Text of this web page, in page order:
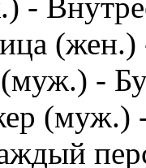
-
(муж.)